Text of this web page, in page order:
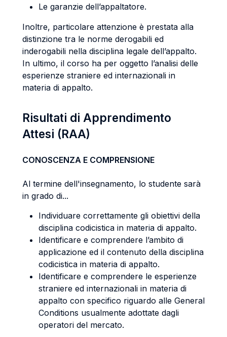
Le garanzie dell’appaltatore.
Inoltre, particolare attenzione è prestata alla
distinzione tra le norme derogabili ed
inderogabili nella disciplina legale dell’appalto.
In ultimo, il corso ha per oggetto l’analisi delle
esperienze straniere ed internazionali in
materia di appalto.
Risultati di Apprendimento
Attesi (RAA)
CONOSCENZA E COMPRENSIONE
Al termine dell'insegnamento, lo studente sarà
in grado di...
Individuare correttamente gli obiettivi della
disciplina codicistica in materia di appalto.
Identificare e comprendere l’ambito di
applicazione ed il contenuto della disciplina
codicistica in materia di appalto.
Identificare e comprendere le esperienze
straniere ed internazionali in materia di
appalto con specifico riguardo alle General
Conditions usualmente adottate dagli
operatori del mercato.